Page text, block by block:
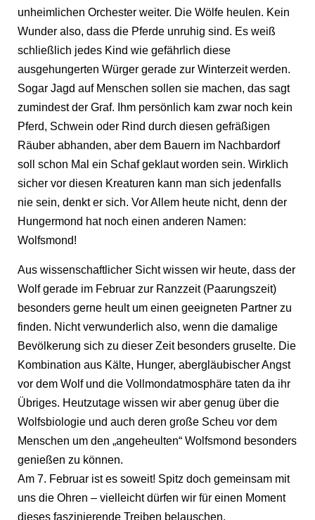
unheimlichen Orchester weiter. Die Wölfe heulen. Kein
Wunder also, dass die Pferde unruhig sind. Es weiß
schließlich jedes Kind wie gefährlich diese
ausgehungerten Würger gerade zur Winterzeit werden.
Sogar Jagd auf Menschen sollen sie machen, das sagt
zumindest der Graf. Ihm persönlich kam zwar noch kein
Pferd, Schwein oder Rind durch diesen gefräßigen
Räuber abhanden, aber dem Bauern im Nachbardorf
soll schon Mal ein Schaf geklaut worden sein. Wirklich
sicher vor diesen Kreaturen kann man sich jedenfalls
nie sein, denkt er sich. Vor Allem heute nicht, denn der
Hungermond hat noch einen anderen Namen:
Wolfsmond!
Aus wissenschaftlicher Sicht wissen wir heute, dass der
Wolf gerade im Februar zur Ranzzeit (Paarungszeit)
besonders gerne heult um einen geeigneten Partner zu
finden. Nicht verwunderlich also, wenn die damalige
Bevölkerung sich zu dieser Zeit besonders gruselte. Die
Kombination aus Kälte, Hunger, abergläubischer Angst
vor dem Wolf und die Vollmondatmosphäre taten da ihr
Übriges. Heutzutage wissen wir aber genug über die
Wolfsbiologie und auch deren große Scheu vor dem
Menschen um den „angeheulten“ Wolfsmond besonders
genießen zu können.
Am 7. Februar ist es soweit! Spitz doch gemeinsam mit
uns die Ohren – vielleicht dürfen wir für einen Moment
dieses faszinierende Treiben belauschen.